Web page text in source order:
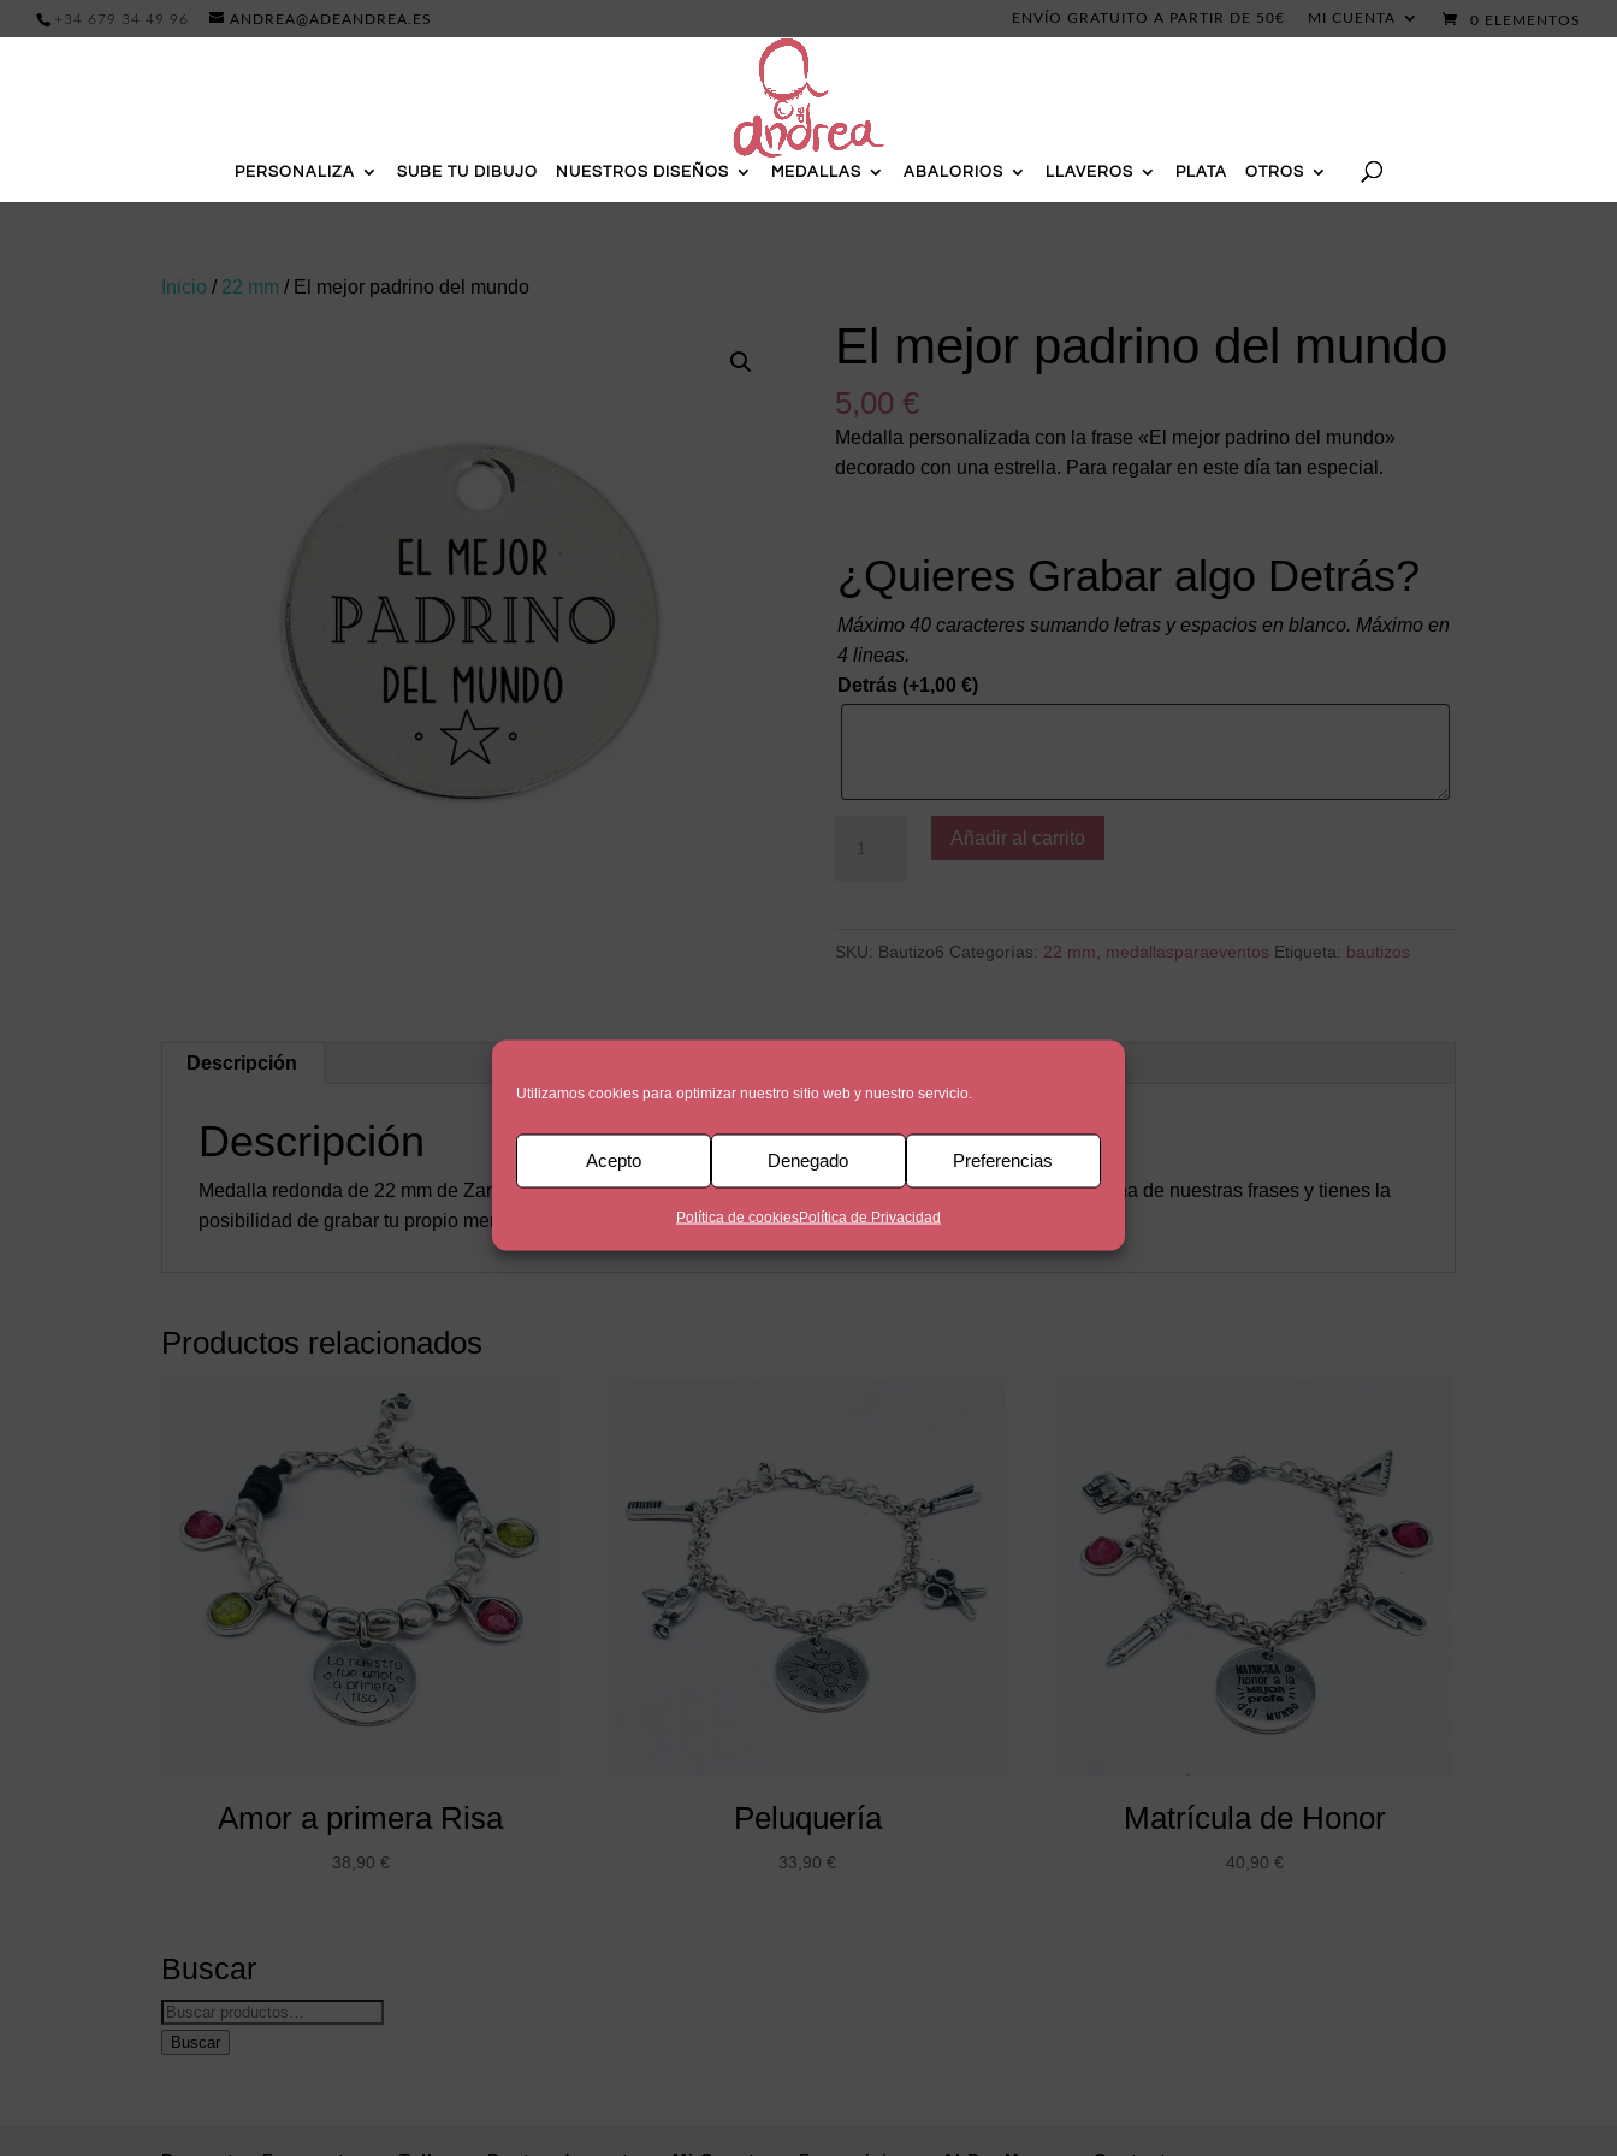
Utilizamos cookies para optimizar nuestro sitio web y nuestro servicio.
Acepto Denegado Preferencias
Política de cookiesPolítica de Privacidad
+34 679 34 49 96 ANDREA@ADEANDREA.ES ENVÍO GRATUITO A PARTIR DE 50€ MI CUENTA 0 ELEMENTOS
PERSONALIZA SUBE TU DIBUJO NUESTROS DISEÑOS MEDALLAS ABALORIOS LLAVEROS PLATA OTROS
Inicio / 22 mm / El mejor padrino del mundo
El mejor padrino del mundo
5,00 €
Medalla personalizada con la frase «El mejor padrino del mundo»
decorado con una estrella. Para regalar en este día tan especial.
¿Quieres Grabar algo Detrás?
Máximo 40 caracteres sumando letras y espacios en blanco. Máximo en
4 lineas.
Detrás (+1,00 €)
mejor
mundo
Añadir al carrito
SKU: Bautizo6 Categorías: 22 mm medallasparaeventos Etiqueta: bautizos
Descripción
Descripción
Medalla redonda de 22 mm de Zamak con un baño de plata de 5 micras. Una cara está personalizada con una de nuestras frases y tienes la
posibilidad de grabar tu propio mensaje en la otra cara de la medalla.
Productos relacionados
Amor a primera Risa
38,90 €
Peluquería
33,90€
Matrícula de Honor
40,90 €
Buscar
Buscar
por:
Buscar